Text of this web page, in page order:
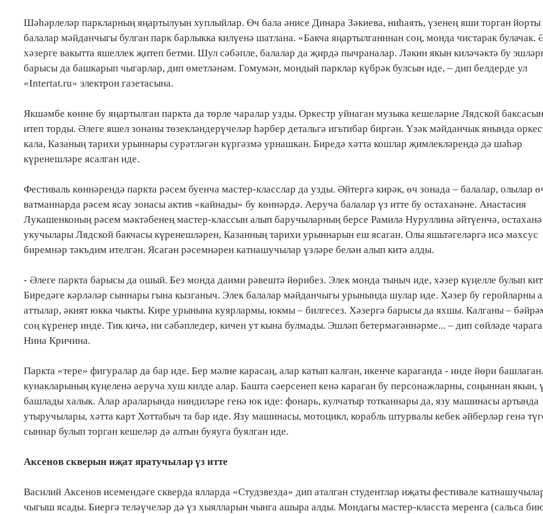
Шәһәрлеләр паркларның яңартылуын хуплыйлар. Өч бала әнисе Динара Зәкиева, ниһаять, үзенең яши торган
балалар мәйданчыгы булган парк барлыкка килүенә шатлана. «Бакча яңартылганннан соң, монда чистарак булачак.
хәзерге вакытта яшеллек җитеп бетми. Шул сәбәпле, балалар да җирдә пычраналар. Ләкин якын киләчәктә бу
барысы да башкарып чыгарлар, дип өметләнәм. Гомумән, мондый парклар күбрәк булсын иде, – дип белдерде ул
«Intertat.ru» электрон газетасына.
Якшәмбе көнне бу яңартылган паркта да төрле чаралар узды. Оркестр уйнаган музыка кешеләрне Лядской
итеп торды. Әлеге яшел зонаны төзекләндерүчеләр һәрбер детальгә игьтибар биргән. Үзәк мәйданчык янында
кала, Казаның тарихи урыннары сурәтләгән күргәзмә урнашкан. Биредә хәтта кошлар җимлекләрендә дә шәһәр
күренешләре ясалган иде.
Фестиваль көннәрендә паркта рәсем буенча мастер-класслар да узды. Әйтергә кирәк, өч зонада – балалар, олылар
ватманнарда рәсем ясау зонасы актив «кайнады» бу көннәрдә. Аеруча балалар үз итте бу остаханәне. Анастасия
Лукашенконың рәсем мәктәбенең мастер-классын алып баручыларның берсе Рамилә Нуруллина әйтүенчә, остаханә
укучылары Лядской бакчасы күренешләрен, Казанның тарихи урыннарын еш ясаган. Олы яшьтәгеләргә исә махсус
биремнәр тәкъдим ителгән. Ясаган рәсемнәрен катнашучылар үзләре белән алып китә алды.
- Әлеге паркта барысы да ошый. Без монда даими рәвештә йөрибез. Элек монда тыныч иде, хәзер күңелле булып
Биредәге кәрләләр сыннары гына кызганыч. Элек балалар мәйданчыгы урынында шулар иде. Хәзер бу геройларны
аттылар, әкият юкка чыкты. Кире урынына куярлармы, юкмы – билгесез. Хәзергә барысы да яхшы. Калганы –
соң күренер инде. Тик кичә, ни сәбәпледер, кичен ут кына булмады. Эшләп бетермәгәннәрме... – дип сөйләде
Нина Кричина.
Паркта «тере» фигуралар да бар иде. Бер мәлне карасаң, алар катып калган, икенче караганда - инде йөри
кунакларының күңеленә аеруча хуш килде алар. Башта сәерсенеп кенә караган бу персонажларны, соңыннан якын,
башлады халык. Алар араларында ниндиләре генә юк иде: фонарь, кулчатыр тотканнары да, язу машинасы артында
утыручылары, хәтта карт Хоттабыч та бар иде. Язу машинасы, мотоцикл, корабль штурвалы кебек әйберләр генә
сыннар булып торган кешеләр дә алтын буяуга буялган иде.
Аксенов скверын иҗат яратучылар үз итте
Василий Аксенов исемендәге скверда ялларда «Студзвезда» дип аталган студентлар иҗаты фестивале
чыгыш ясады. Биергә теләүчеләр дә үз хыялларын чынга ашыра алды. Мондагы мастер-класста меренга (сальса